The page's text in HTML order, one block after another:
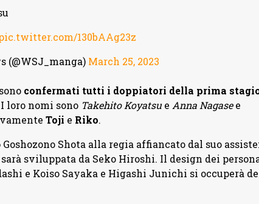
130bAAg23z
(@WSJ_manga) March 25, 2023
confermati tutti i doppiatori della prima
loro nomi sono Takehito Koyatsue Anna Nagasee
Toji e Riko.
Shota alla regia affiancato dal suo
sviluppata da Seko Hiroshi. Il design dei
e Koiso Sayaka e Higashi Junichi si occuperà